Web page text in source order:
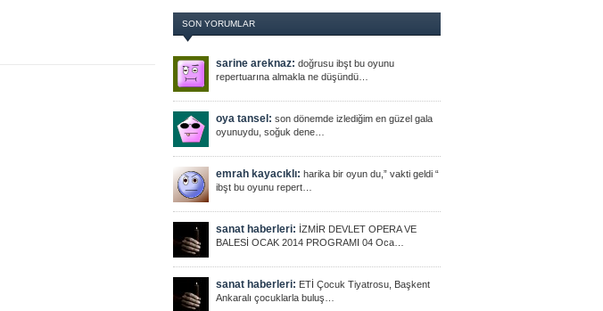
SON YORUMLAR
sarine areknaz: doğrusu ibşt bu oyunu
repertuarına almakla ne düşündü…
oya tansel: son dönemde izlediğim en güzel gala
oyunuydu, soğuk dene…
emrah kayacıklı: harika bir oyun du,” vakti geldi “
ibşt bu oyunu repert…
sanat haberleri: İZMİR DEVLET OPERA VE
BALESİ OCAK 2014 PROGRAMI 04 Oca…
sanat haberleri: ETİ Çocuk Tiyatrosu, Başkent
Ankaralı çocuklarla buluş…